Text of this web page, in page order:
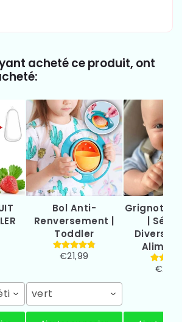
acheté ce produit, ont
2 filtres et 1 boîte
Bol Anti-
Renversement |
Toddler
€21,99
vert
|